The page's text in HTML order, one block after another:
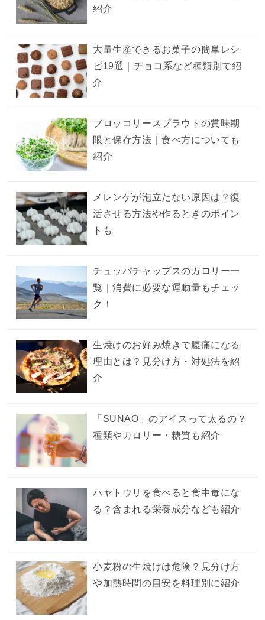
紹介
大量生産できるお菓子の簡単レシ
ピ19選｜チョコ系など種類別で紹
介
ブロッコリースプラウトの賞味期
限と保存方法｜食べ方についても
紹介
メレンゲが泡立たない原因は？復
活させる方法や作るときのポイン
トも
チュッパチャップスのカロリー一
覧｜消費に必要な運動量もチェッ
ク！
生焼けのお好み焼きで腹痛になる
理由とは？見分け方・対処法を紹
介
「SUNAO」のアイスって太るの？
種類やカロリー・糖質も紹介
ハヤトウリを食べると食中毒にな
る？含まれる栄養成分なども紹介
小麦粉の生焼けは危険？見分け方
や加熱時間の目安を料理別に紹介